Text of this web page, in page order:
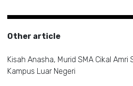
Other article
Kisah Anasha, Murid SMA Cikal Amri
Kampus Luar Negeri